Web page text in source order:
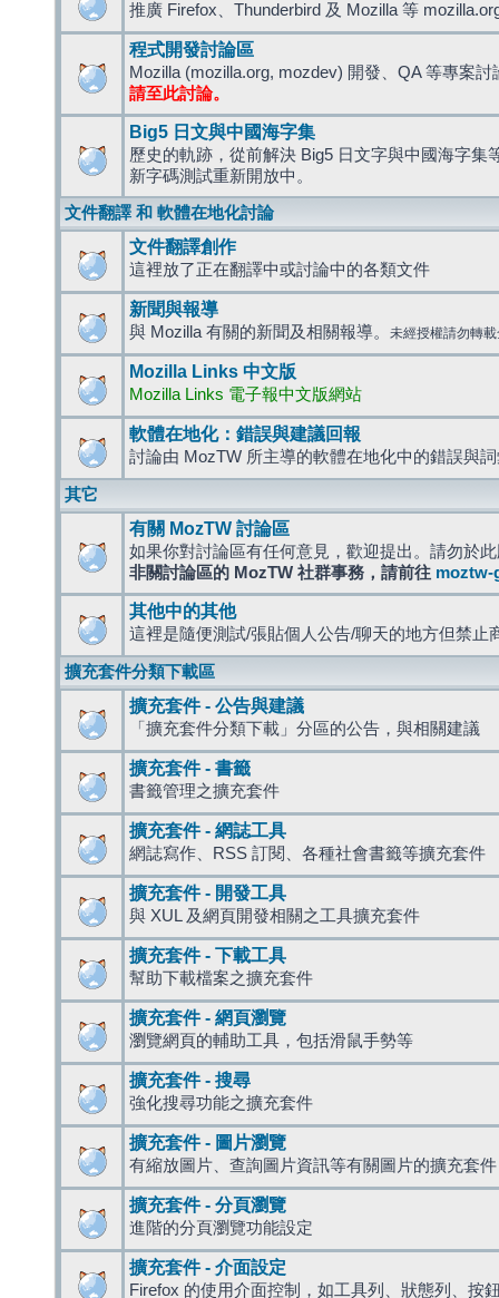
推廣 Firefox、Thunderbird 及 Mozilla 等
程式開發討論區
Mozilla (mozilla.org, mozdev) 開發、QA 等專案討
請至此討論。
Big5 日文與中國海字集
歷史的軌跡，從前解決 Big5 日文字與中國海字集
新字碼測試重新開放中。
文件翻譯 和 軟體在地化討論
文件翻譯創作
這裡放了正在翻譯中或討論中的各類文件
新聞與報導
與 Mozilla 有關的新聞及相關報導。 未經授權請勿轉
Mozilla Links 中文版
Mozilla Links 電子報中文版網站
軟體在地化：錯誤與建議回報
討論由 MozTW 所主導的軟體在地化中的錯誤與
其它
有關 MozTW 討論區
如果你對討論區有任何意見，歡迎提出。請勿於
非關討論區的 MozTW 社群事務，請前往 moztw-
其他中的其他
這裡是隨便測試/張貼個人公告/聊天的地方但禁止
擴充套件分類下載區
擴充套件 - 公告與建議
「擴充套件分類下載」分區的公告，與相關建議
擴充套件 - 書籤
書籤管理之擴充套件
擴充套件 - 網誌工具
網誌寫作、RSS 訂閱、各種社會書籤等擴充套件
擴充套件 - 開發工具
與 XUL 及網頁開發相關之工具擴充套件
擴充套件 - 下載工具
幫助下載檔案之擴充套件
擴充套件 - 網頁瀏覽
瀏覽網頁的輔助工具，包括滑鼠手勢等
擴充套件 - 搜尋
強化搜尋功能之擴充套件
擴充套件 - 圖片瀏覽
有縮放圖片、查詢圖片資訊等有關圖片的擴充套件
擴充套件 - 分頁瀏覽
進階的分頁瀏覽功能設定
擴充套件 - 介面設定
Firefox 的使用介面控制，如工具列、狀態列、按